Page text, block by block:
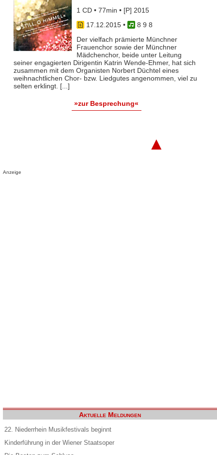
1 CD • 77min • [P] 2015
17.12.2015•
8 9 8
Der vielfach prämierte Münchner
Frauenchor sowie der Münchner
Mädchenchor, beide unter Leitung
seiner engagierten Dirigentin Katrin Wende-Ehmer, hat sich
zusammen mit dem Organisten Norbert Düchtel eines
weihnachtlichen Chor- bzw. Liedgutes angenommen, viel zu
selten erklingt. [...]
»zur Besprechung«
▲
Anzeige
Aktuelle Meldungen
22. Niederrhein Musikfestivals beginnt
Kinderführung in der Wiener Staatsoper